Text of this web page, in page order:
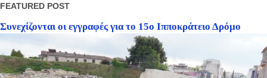
FEATURED POST
Συνεχίζονται οι εγγραφές για το 15ο Ιπποκράτειο Δρόμο